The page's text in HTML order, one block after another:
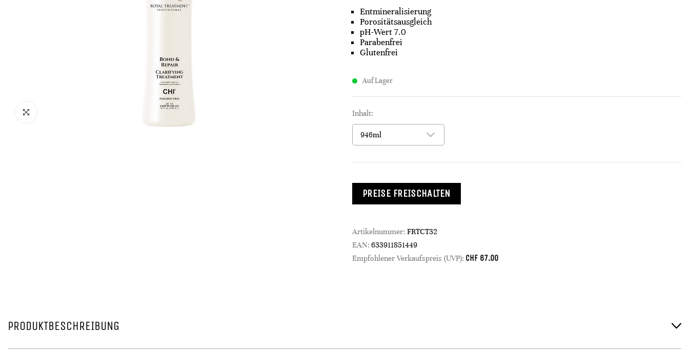
Entmineralisierung​
Porositätsausgleich​
pH-Wert 7.0​
Parabenfrei​
Glutenfrei​
Auf Lager
Inhalt:
PREISE FREISCHALTEN
Artikelnummer: FRTCT32
EAN: 633911851449
Empfohlener Verkaufspreis (UVP): CHF 67.00
PRODUKTBESCHREIBUNG